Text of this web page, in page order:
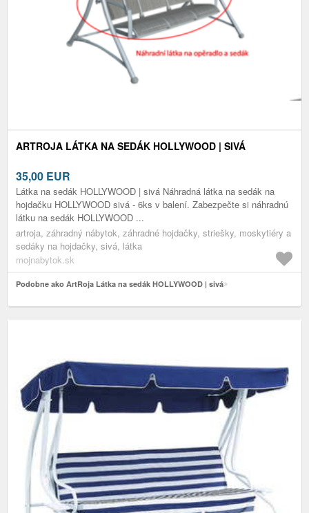
ARTROJA LÁTKA NA SEDÁK HOLLYWOOD | SIVÁ
35,00 EUR
Látka na sedák HOLLYWOOD | sivá Náhradná látka na sedák na
hojdačku HOLLYWOOD sivá - 6ks v balení. Zabezpečte si náhradnú
látku na sedák HOLLYWOOD ...
artroja, záhradný nábytok, záhradné hojdačky, striešky, moskytiéry a
sedáky na hojdačky, sivá, látka
mojnabytok.sk
Podobne ako ArtRoja Látka na sedák HOLLYWOOD | sivá